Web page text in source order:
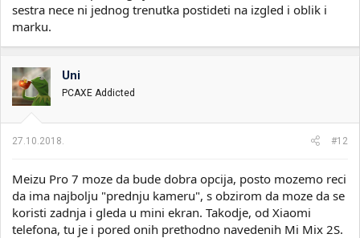
sestra nece ni jednog trenutka postideti na izgled i oblik i
marku.
Uni
PCAXE Addicted
27.10.2018. #12
Meizu Pro 7 moze da bude dobra opcija, posto mozemo reci
da ima najbolju "prednju kameru", s obzirom da moze da se
koristi zadnja i gleda u mini ekran. Takodje, od Xiaomi
telefona, tu je i pored onih prethodno navedenih Mi Mix 2S.